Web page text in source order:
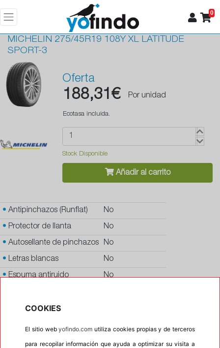
0
MICHELIN 275/45R19 108Y XL LATITUDE
SPORT-3
Oferta
188,31€ Por unidad
Ecotasa incluida.
Stock Disponible
Añadir al carrito
• Antipinchazos (Runflat) No
• Protector de llanta No
• Autosellante de pinchazos No
• Letras blancas No
•Espuma antiruido No
Banda blanca
Calidad PREMIUM
COOKIES
El sitio webyofindo.com utiliza cookies propias y de terceros
para recopilar información que ayuda a optimizar su visita a